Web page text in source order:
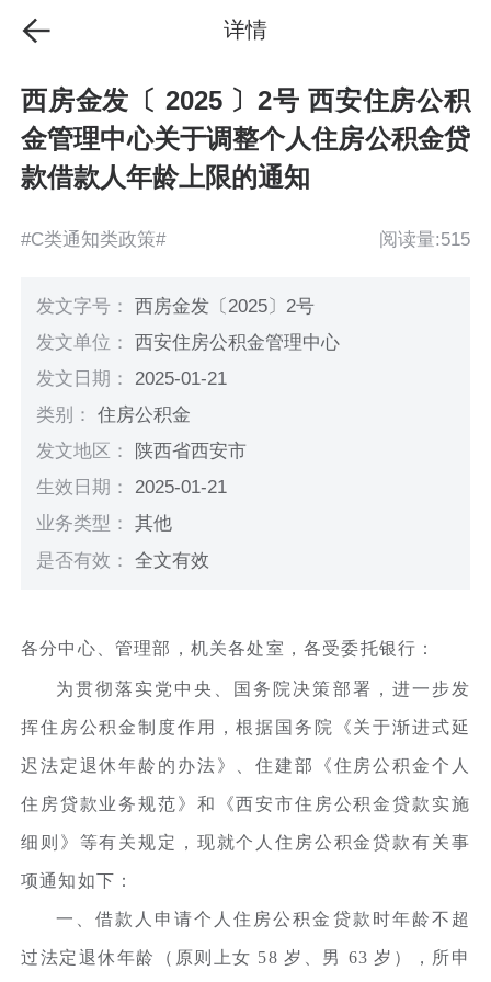
详情
西房金发〔 2025 〕2号 西安住房公积
金管理中心关于调整个人住房公积金贷
款借款人年龄上限的通知
#C类通知类政策# 阅读量:515
发文字号：西房金发〔2025〕2号
发文单位：西安住房公积金管理中心
发文日期： 2025-01-21
类别：住房公积金
发文地区：
陕西省西安市
生效日期： 2025-01-21
业务类型：其他
是否有效：全文有效
各分中心、管理部，机关各处室，各受委托银行：
为贯彻落实党中央、国务院决策部署，进一步发
挥住房公积金制度作用，根据国务院《关于渐进式延
迟法定退休年龄的办法》、住建部《住房公积金个人
住房贷款业务规范》和《西安市住房公积金贷款实施
细则》等有关规定，现就个人住房公积金贷款有关事
项通知如下：
一、借款人申请个人住房公积金贷款时年龄不超
过法定退休年龄（原则上女 58 岁、男 63 岁），所申